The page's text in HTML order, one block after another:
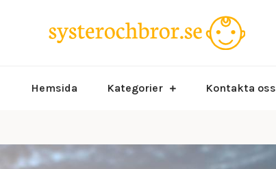
Hemsida Kategorier Kontakta oss